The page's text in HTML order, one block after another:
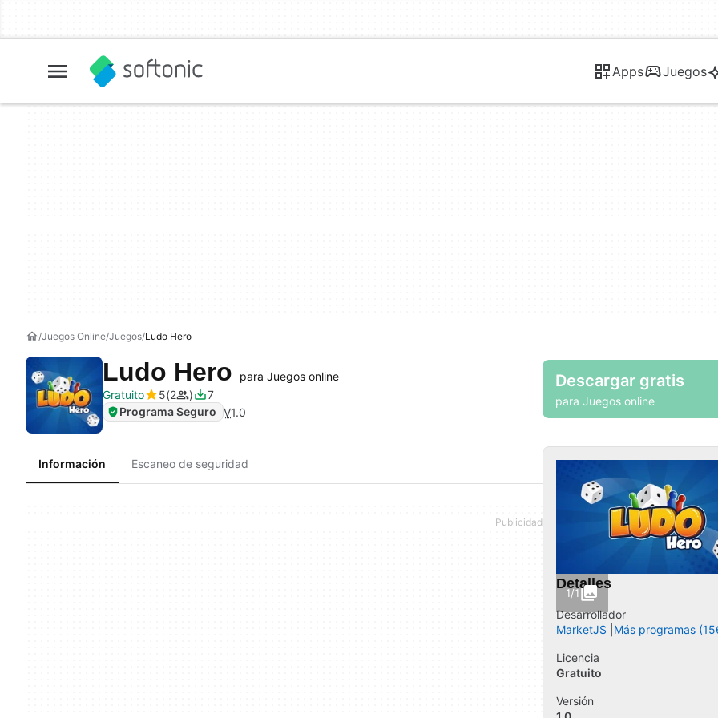
Apps Juegos
Juegos Online Juegos Ludo Hero
Ludo Hero
para Juegos online
Gratuito
5 2
7
Programa Seguro V1.0
Descargar gratis
para Juegos online
Información Escaneo de seguridad
1/1
Detalles
Desarrollador
MarketJS
Más programas
Licencia
Gratuito
Versión